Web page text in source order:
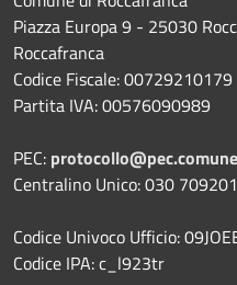
Piazza Europa 9 - 25030
Roccafranca
Codice Fiscale: 00729210179
Partita IVA: 00576090989
PEC:
Centralino Unico: 030
Codice Univoco Ufficio:
Codice IPA: c_l923tr